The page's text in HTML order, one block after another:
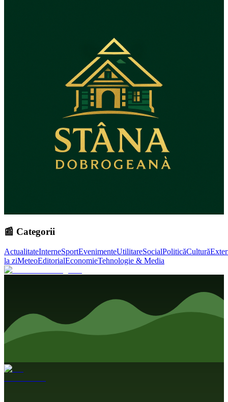
📰 Categorii
ActualitateInterneSportEvenimenteUtilitareSocialPoliticăCultură
la ziMeteoEditorialEconomieTehnologie & Media